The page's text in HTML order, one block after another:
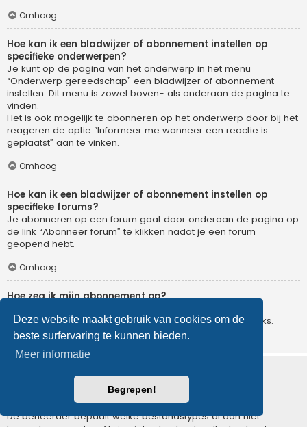
Deze website maakt gebruik van cookies om de
beste surfervaring te kunnen bieden.
Meer informatie
Begrepen!
Omhoog
Hoe kan ik een bladwijzer of abonnement instellen op
specifieke onderwerpen?
Je kunt op de pagina van het onderwerp in het menu
“Onderwerp gereedschap” een bladwijzer of abonnement
instellen. Dit menu is zowel boven- als onderaan de pagina te
vinden.
Het is ook mogelijk te abonneren op het onderwerp door bij het
reageren de optie “Informeer me wanneer een reactie is
geplaatst” aan te vinken.
Omhoog
Hoe kan ik een bladwijzer of abonnement instellen op
specifieke forums?
Je abonneren op een forum gaat door onderaan de pagina op
de link “Abonneer forum” te klikken nadat je een forum
geopend hebt.
Omhoog
Hoe zeg ik mijn abonnement op?
gebruikerspaneel en klik je op de hier voor dienende links.
Omhoog
Welke bijlagen worden toegestaan op dit forum?
De beheerder bepaalt welke bestandstypes al dan niet